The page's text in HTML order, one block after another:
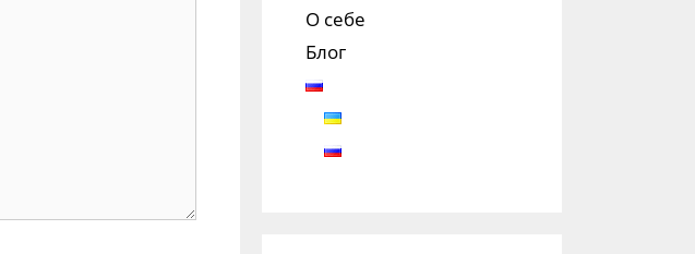
О себе
Блог